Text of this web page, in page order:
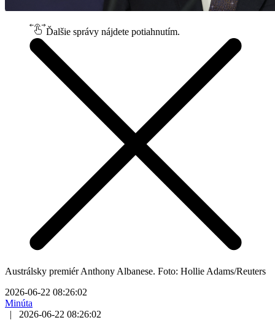
Ďalšie správy nájdete potiahnutím.
Austrálsky premiér Anthony Albanese. Foto: Hollie Adams/Reuters
2026-06-22 08:26:02
Minúta
|
2026-06-22 08:26:02